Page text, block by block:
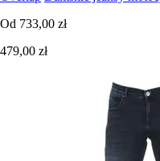
Od 733,00 zł
479,00 zł